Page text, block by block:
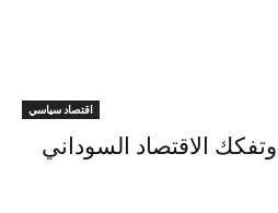
اقتصاد سياسي
الاقتصاد السوداني